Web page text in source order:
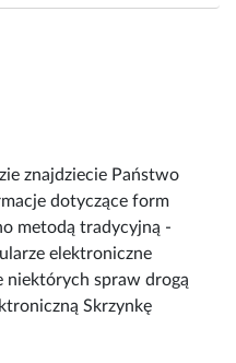
znajdziecie Państwo
dotyczące form
metodą tradycyjną -
elektroniczne
niektórych spraw drogą
Skrzynkę